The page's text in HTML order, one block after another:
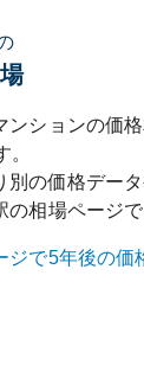
ンションの価
。
別の価格デー
の相場ページ
ジで5年後の価